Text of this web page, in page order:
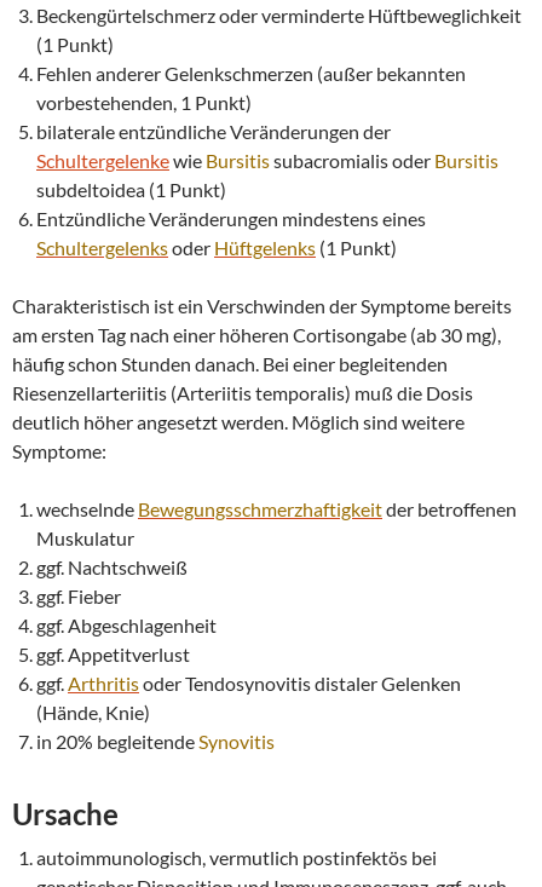
Beckengürtelschmerz oder verminderte Hüftbeweglichkeit
(1 Punkt)
Fehlen anderer Gelenkschmerzen (außer bekannten
vorbestehenden, 1 Punkt)
bilaterale entzündliche Veränderungen der
Schultergelenkewie Bursitissubacromialis oder Bursitis
subdeltoidea (1 Punkt)
Entzündliche Veränderungen mindestens eines
Schultergelenksoder Hüftgelenks (1 Punkt)
Charakteristisch ist ein Verschwinden der Symptome bereits
am ersten Tag nach einer höheren Cortisongabe (ab 30 mg),
häufig schon Stunden danach. Bei einer begleitenden
Riesenzellarteriitis (Arteriitis temporalis) muß die Dosis
deutlich höher angesetzt werden. Möglich sind weitere
Symptome:
wechselnde Bewegungsschmerzhaftigkeitder betroffenen
Muskulatur
ggf. Nachtschweiß
ggf. Fieber
ggf. Abgeschlagenheit
ggf. Appetitverlust
ggf.Arthritisoder Tendosynovitis distaler Gelenken
(Hände, Knie)
in 20% begleitendeSynovitis
Ursache
autoimmunologisch, vermutlich postinfektös bei